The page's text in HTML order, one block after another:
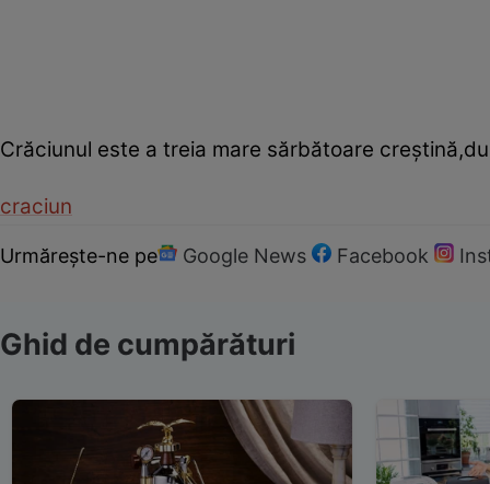
Crăciunul este a treia mare sărbătoare
craciun
Urmărește-ne pe Google News Facebook
Ghid de cumpărături